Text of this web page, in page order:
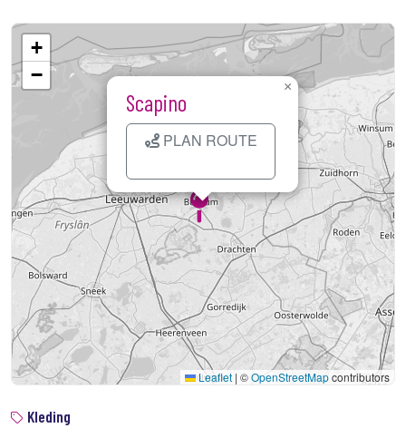
Kaart laden...
Scapino
PLAN ROUTE
×
+
−
Leaflet | ©OpenStreetMapcontributors
Kleding